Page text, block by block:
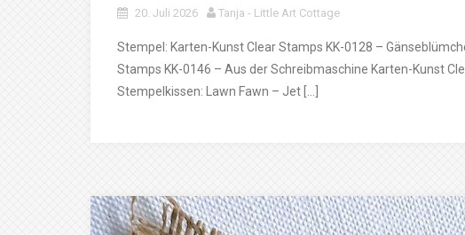
20. Juli 2026 Tanja - Little Art Cottage
Stempel: Karten-Kunst Clear Stamps KK-0128 –
Stamps KK-0146 – Aus der Schreibmaschine Karten-Kunst
Stempelkissen: Lawn Fawn – Jet […]